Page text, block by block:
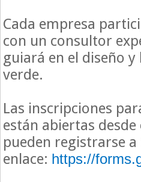
Cada empresa
con un consultor
guiará en el diseño
verde.
Las inscripciones
están abiertas
pueden registrarse
enlace: https://